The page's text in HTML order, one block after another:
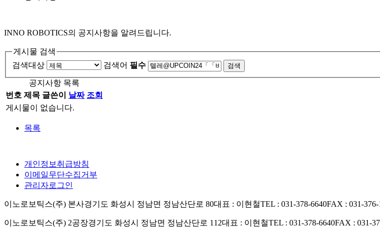
INNO ROBOTICS의 공지사항을 알려드립니다.
게시물 검색
검색대상
검색어 필수
공지사항 목록
번호 제목 글쓴이 날짜 조회
게시물이 없습니다.
목록
개인정보취급방침
이메일무단수집거부
관리자로그인
이노로보틱스(주) 본사경기도 화성시 정남면 정남산단로 80대표 : 이현철TEL : 031-378-6640FAX : 031-376-
이노로보틱스(주) 2공장경기도 화성시 정남면 정남산단로 112대표 : 이현철TEL : 031-378-6640FAX : 031-